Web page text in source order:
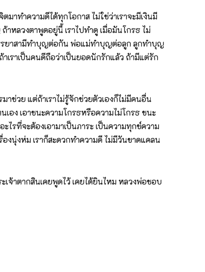
าทำความดีได้ทุกโอกาส ไม่ใช่ว่าเราจะมีเงินมี
หลวงตาพูดอยู่นี้ เราไปทำดู เมื่อมันโกรธ ไม่
รยาสามีทำบุญต่อกัน พ่อแม่ทำบุญต่อลูก ลูกทำบุญ
ราเป็นคนดีถือว่าเป็นยอดนักรักแล้ว ถ้ามีแต่รัก
ช่วย แต่ถ้าเราไม่รู้จักช่วยตัวเองก็ไม่มีคนอื่น
เอง เอาชนะความโกรธหรือความไม่โกรธ ชนะ
ไรที่จะต้องเอามาเป็นภาระ เป็นความทุกข์ความ
งนุ่งห่ม เราก็สะดวกทำความดี ไม่มีวันขาดแคลน
าตากสินเคยพูดไว้ เคยได้ยินไหม หลวงพ่อชอบ